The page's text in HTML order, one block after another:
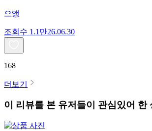
으앵
조회수 1.1만26.06.30
168
더보기
이 리뷰를 본 유저들이 관심있어 한